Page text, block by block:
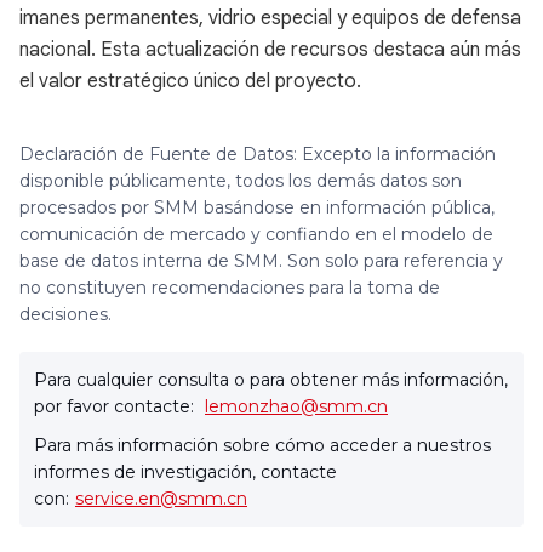
imanes permanentes, vidrio especial y equipos de defensa
nacional. Esta actualización de recursos destaca aún más
el valor estratégico único del proyecto.
Declaración de Fuente de Datos: Excepto la información
disponible públicamente, todos los demás datos son
procesados por SMM basándose en información pública,
comunicación de mercado y confiando en el modelo de
base de datos interna de SMM. Son solo para referencia y
no constituyen recomendaciones para la toma de
decisiones.
Para cualquier consulta o para obtener más información,
por favor contacte: lemonzhao@smm.cn
Para más información sobre cómo acceder a nuestros
informes de investigación, contacte
con: service.en@smm.cn